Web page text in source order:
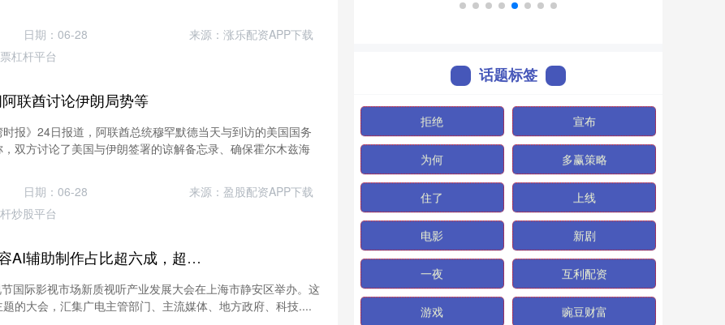
日期：06-28
来源：涨乐配资APP下载
杠杆平台
联酋讨论伊朗局势等
报》24日报道，阿联酋总统穆罕默德当天与到访的美国国务
双方讨论了美国与伊朗签署的谅解备忘录、确保霍尔木兹海
日期：06-28
来源：盈股配资APP下载
炒股平台
资本E家 上海视听内容AI辅助制作占比超六成，超高清直播覆盖率89%
国际影视市场新质视听产业发展大会在上海市静安区举办。这
的大会，汇集广电主管部门、主流媒体、地方政府、科技....
话题标签
拒绝 宣布
为何 多赢策略
住了 上线
电影 新剧
一夜 互利配资
游戏 豌豆财富